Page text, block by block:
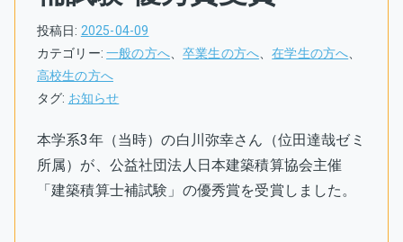
投稿日: 2025-04-09
カテゴリー:一般の方へ、卒業生の方へ、在学生の方へ、
高校生の方へ
タグ: お知らせ
本学系3年（当時）の白川弥幸さん（位田達哉ゼミ
所属）が、公益社団法人日本建築積算協会主催
「建築積算士補試験」の優秀賞を受賞しました。